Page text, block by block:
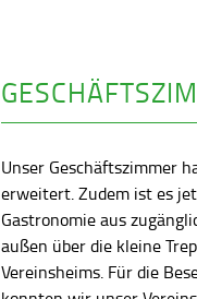
Unser Geschäftszimmer
erweitert. Zudem ist es
Gastronomie aus
außen über die kleine
Vereinsheims. Für die